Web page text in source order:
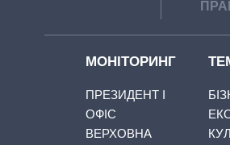
МОНІТОРИНГ
ПРЕЗИДЕНТ І
ОФІС
ВЕРХОВНА